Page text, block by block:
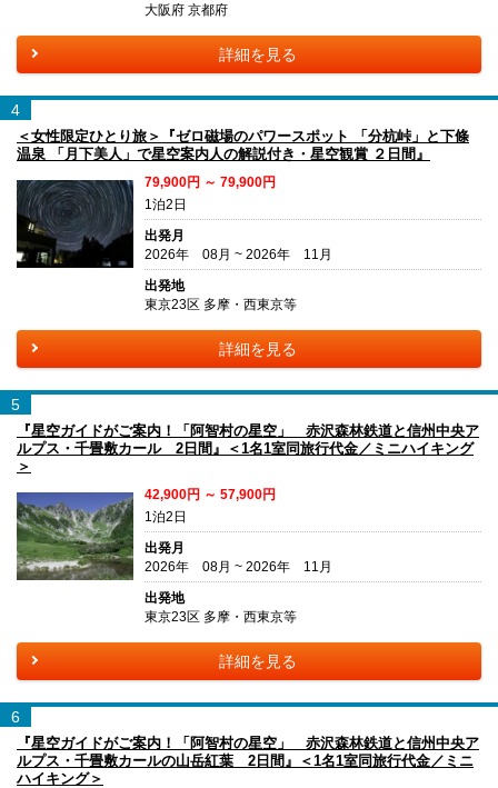
大阪府 京都府
詳細を見る
4
＜女性限定ひとり旅＞『ゼロ磁場のパワースポット 「分杭峠」と下條
温泉 「月下美人」で星空案内人の解説付き・星空観賞 ２日間』
79,900円 ～ 79,900円
1泊2日
出発月
2026年 08月 ~ 2026年 11月
出発地
東京23区 多摩・西東京等
詳細を見る
5
『星空ガイドがご案内！「阿智村の星空」 赤沢森林鉄道と信州中央ア
ルプス・千畳敷カール 2日間』＜1名1室同旅行代金／ミニハイキング
＞
42,900円 ～ 57,900円
1泊2日
出発月
2026年 08月 ~ 2026年 11月
出発地
東京23区 多摩・西東京等
詳細を見る
6
『星空ガイドがご案内！「阿智村の星空」 赤沢森林鉄道と信州中央ア
ルプス・千畳敷カールの山岳紅葉 2日間』＜1名1室同旅行代金／ミニ
ハイキング＞